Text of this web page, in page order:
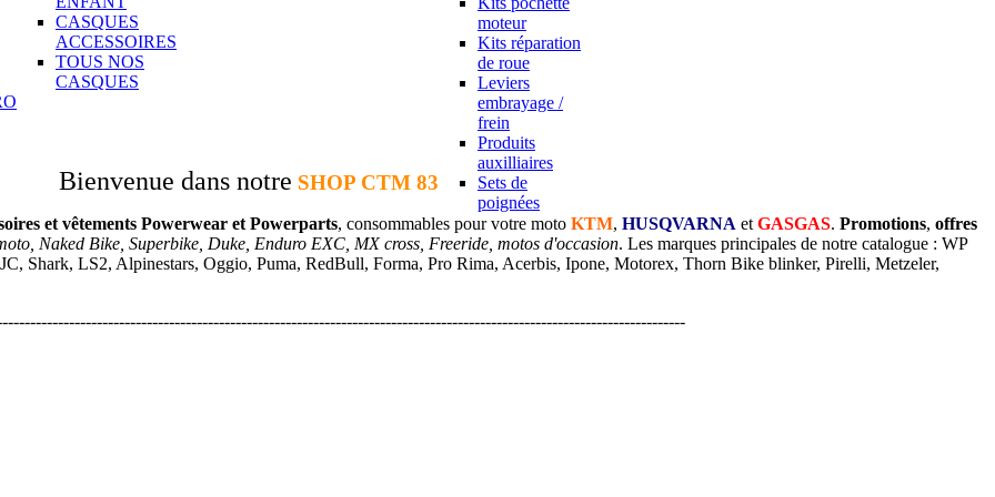
CASQUES
ACCESSOIRES
TOUS NOS
CASQUES
moteur
Kits réparation
de roue
Leviers
embrayage /
frein
Produits
auxilliaires
Sets de
poignées
Bienvenue dans notre SHOP CTM 83
et vêtements Powerwear et Powerparts, consommables pour votre moto KTM, HUSQVARNA et GASGAS. Promotions, offres
Naked Bike, Superbike, Duke, Enduro EXC, MX cross, Freeride, motos d'occasion. Les marques principales de notre catalogue : WP
Shark, LS2, Alpinestars, Oggio, Puma, RedBull, Forma, Pro Rima, Acerbis, Ipone, Motorex, Thorn Bike blinker, Pirelli, Metzeler,